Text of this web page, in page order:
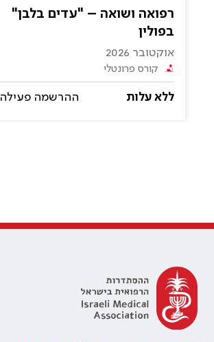
רפואה ושואה – "עדים בלבן"
בפולין
אוקטובר 2026
קורס פרונטלי
ללא עלות ההרשמה פעילה